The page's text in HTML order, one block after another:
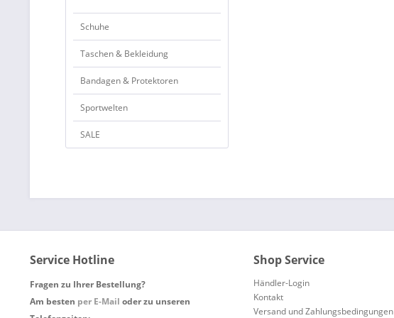
Schuhe
Taschen & Bekleidung
Bandagen & Protektoren
Sportwelten
SALE
Service Hotline
Fragen zu Ihrer Bestellung?
Am besten per E-Mail oder zu unseren
Shop Service
Händler-Login
Kontakt
Versand und Zahlungsbedingungen